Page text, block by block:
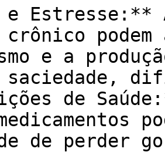
e
e a
saciedade,
de
de perder